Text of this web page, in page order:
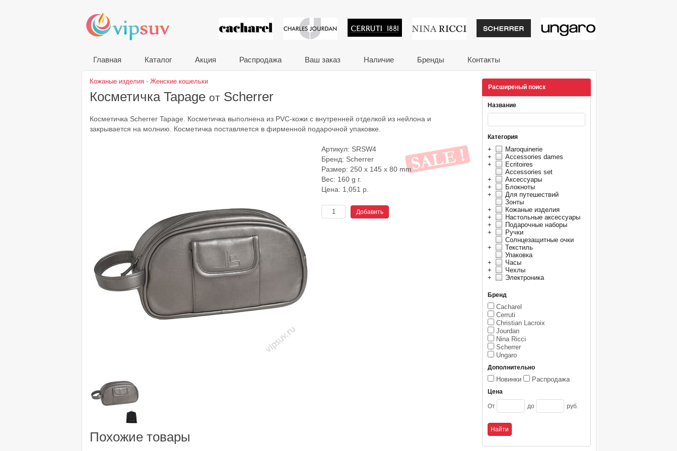
VIP сувениры и корпоративные подарки от
Главная Каталог Акция Распродажа Ваш заказ Наличие Бренды Контакты
Расширеный поиск
Название
Категория
+
Maroquinerie
+
Accessories dames
+
Ecritoires
Accessories set
+
Аксессуары
+
Блокноты
+
Для путешествий
Зонты
+
Кожаные изделия
+
Настольные аксессуары
+
Подарочные наборы
+
Ручки
Солнцезащитные очки
+
Текстиль
Упаковка
+
Часы
+
Чехлы
+
Электроника
Бренд
Cacharel
Cerruti
Christian Lacroix
Jourdan
Nina Ricci
Scherrer
Ungaro
Дополнительно
Новинки Распродажа
Цена
От до руб.
Кожаные изделия - Женские кошельки
Косметичка Tapage от Scherrer
Косметичка Scherrer Tapage. Косметичка выполнена из PVC-кожи с внутренней отделкой из нейлона и
закрывается на молнию. Косметичка поставляется в фирменной подарочной упаковке.
Артикул: SRSW4
Бренд: Scherrer
Размер: 250 x 145 x 80 mm
Вес: 160 g г.
Цена: 1,051 р.
Похожие товары